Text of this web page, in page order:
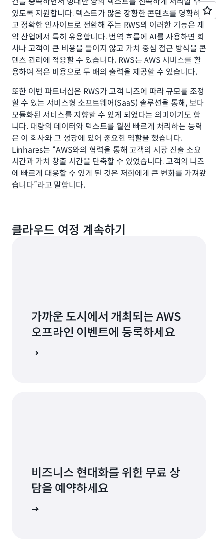
있도록 지원합니다. 텍스트가 많은 장황한 콘텐츠를 명확하
고 정확한 인사이트로 전환해 주는 RWS의 이러한 기능은 제
약 산업에서 특히 유용합니다. 번역 흐름에 AI를 사용하면 회
사나 고객이 큰 비용을 들이지 않고 가치 중심 접근 방식을 콘
텐츠 관리에 적용할 수 있습니다. RWS는 AWS 서비스를 활
용하여 적은 비용으로 두 배의 출력을 제공할 수 있습니다.
또한 이번 파트너십은 RWS가 고객 니즈에 따라 규모를 조정
할 수 있는 서비스형 소프트웨어(SaaS) 솔루션을 통해, 보다
모듈화된 서비스를 지향할 수 있게 되었다는 의미이기도 합
니다. 대량의 데이터와 텍스트를 훨씬 빠르게 처리하는 능력
은 이 회사와 그 성장에 있어 중요한 역할을 했습니다.
Linhares는 “AWS와의 협력을 통해 고객의 시장 진출 소요
시간과 가치 창출 시간을 단축할 수 있었습니다. 고객의 니즈
에 빠르게 대응할 수 있게 된 것은 저희에게 큰 변화를 가져왔
습니다”라고 말합니다.
클라우드 여정 계속하기
가까운 도시에서 개최되는 AWS
오프라인 이벤트에 등록하세요
비즈니스 현대화를 위한 무료 상
담을 예약하세요